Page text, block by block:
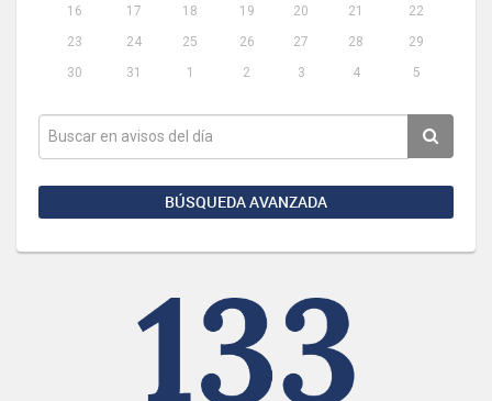
16
17 18 19 20 21
22
23
24 25 26 27 28
29
30
31 1 2 3 4 5
BÚSQUEDA AVANZADA